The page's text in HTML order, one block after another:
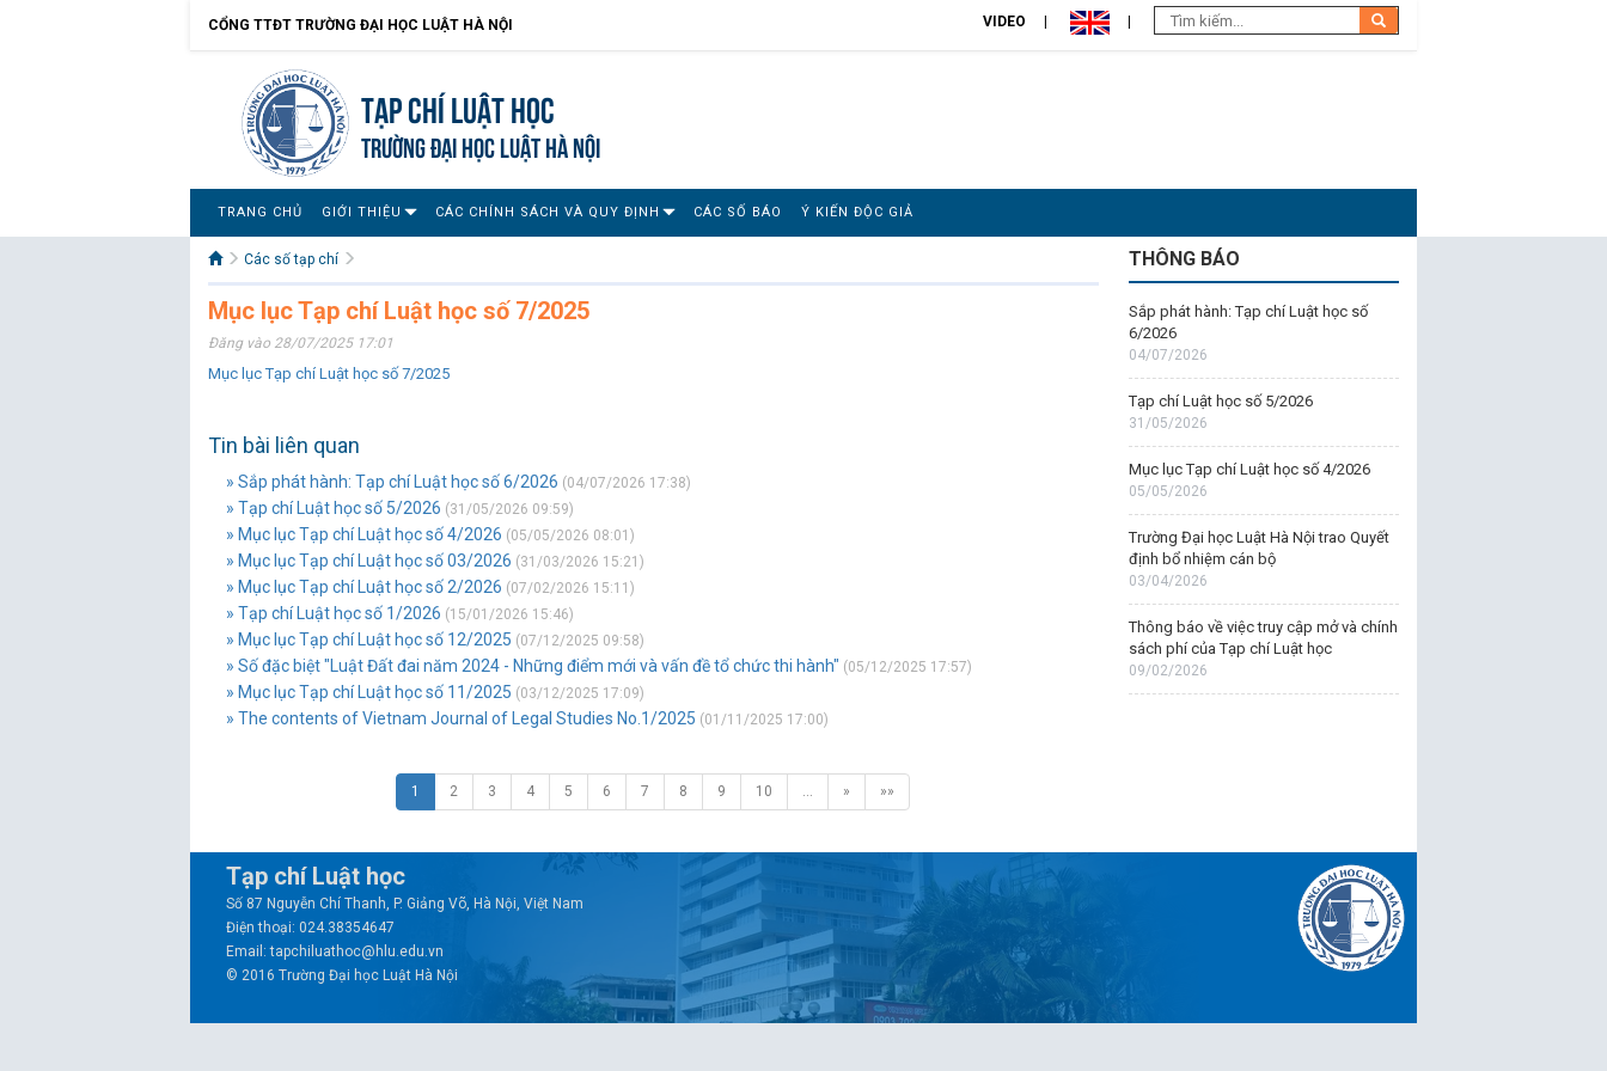
CỔNG TTĐT TRƯỜNG ĐẠI HỌC LUẬT HÀ NỘI VIDEO
Tạp chí Luật học
TRƯỜNG ĐẠI HỌC LUẬT HÀ NỘI
TRANG CHỦ GIỚI THIỆU CÁC CHÍNH SÁCH VÀ QUY ĐỊNH CÁC SỐ BÁO Ý KIẾN ĐỘC GIẢ
Các số tạp chí
Mục lục Tạp chí Luật học số 7/2025
Đăng vào 28/07/2025 17:01
Mục lục Tạp chí Luật học số 7/2025
Tin bài liên quan
» Sắp phát hành: Tạp chí Luật học số 6/2026 (04/07/2026 17:38)
» Tạp chí Luật học số 5/2026 (31/05/2026 09:59)
» Mục lục Tạp chí Luật học số 4/2026 (05/05/2026 08:01)
» Mục lục Tạp chí Luật học số 03/2026 (31/03/2026 15:21)
» Mục lục Tạp chí Luật học số 2/2026 (07/02/2026 15:11)
» Tạp chí Luật học số 1/2026 (15/01/2026 15:46)
» Mục lục Tạp chí Luật học số 12/2025 (07/12/2025 09:58)
» Số đặc biệt "Luật Đất đai năm 2024 - Những điểm mới và vấn đề tổ chức thi hành" (05/12/2025 17:57)
» Mục lục Tạp chí Luật học số 11/2025 (03/12/2025 17:09)
» The contents of Vietnam Journal of Legal Studies No.1/2025 (01/11/2025 17:00)
1 2 3 4 5 6 7 8 9 10 … » »»
THÔNG BÁO
Sắp phát hành: Tạp chí Luật học số
6/2026
04/07/2026
Tạp chí Luật học số 5/2026
31/05/2026
Mục lục Tạp chí Luật học số 4/2026
05/05/2026
Trường Đại học Luật Hà Nội trao Quyết
định bổ nhiệm cán bộ
03/04/2026
Thông báo về việc truy cập mở và chính
sách phí của Tạp chí Luật học
09/02/2026
Tạp chí Luật học
Số 87 Nguyễn Chí Thanh, P. Giảng Võ, Hà Nội, Việt Nam
Điện thoại: 024.38354647
Email: tapchiluathoc@hlu.edu.vn
© 2016 Trường Đại học Luật Hà Nội